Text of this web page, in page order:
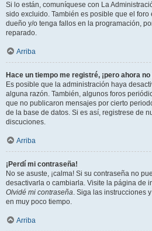
Si lo están, comuníquese con La
sido excluido. También es posible que el foro
dueño y/o tenga fallos en la programación,
reparado.
Arriba
Hace un tiempo me registré, ¡pero ahora
Es posible que la administración haya
alguna razón. También, algunos foros
que no publicaron mensajes por cierto
de la base de datos. Si es así, registrese de
discuciones.
Arriba
¡Perdí mi contraseña!
No se asuste, ¡calma! Si su contraseña no
desactivarla o cambiarla. Visite la página de
Olvidé mi contraseña. Siga las instrucciones
en muy poco tiempo.
Arriba